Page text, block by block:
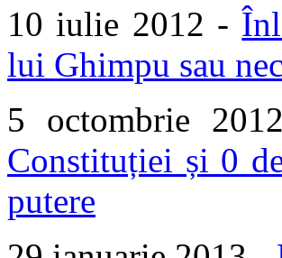
10 iulie 2012 -
lui Ghimpu sau
5 octombrie
Constituției și 0
putere